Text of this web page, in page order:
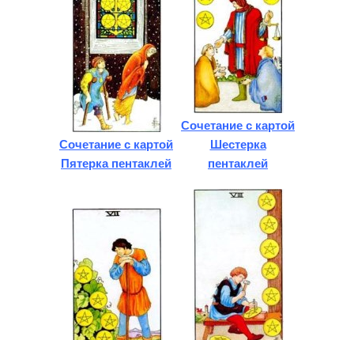
Сочетание с картой
Пятерка пентаклей
Сочетание с картой
Шестерка
пентаклей